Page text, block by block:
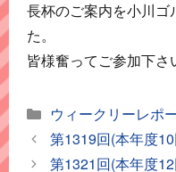
長杯のご案内を小川ゴ
た。
皆様奮ってご参加下さ
カ
テ
ゴ
ウィークリーレポ
第1319回(本年度
第1321回(本年度